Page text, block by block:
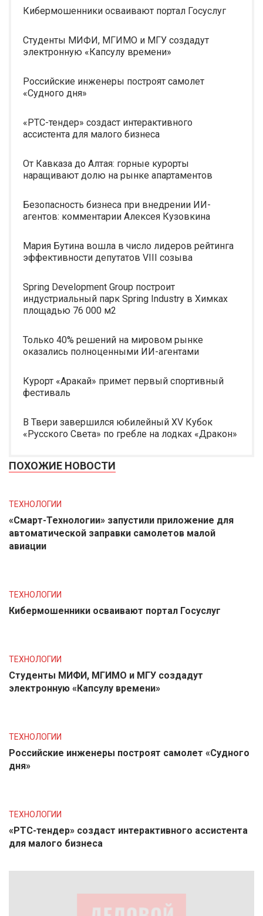
Кибермошенники осваивают портал Госуслуг
Студенты МИФИ, МГИМО и МГУ создадут
электронную «Капсулу времени»
Российские инженеры построят самолет
«Судного дня»
«РТС-тендер» создаст интерактивного
ассистента для малого бизнеса
От Кавказа до Алтая: горные курорты
наращивают долю на рынке апартаментов
Безопасность бизнеса при внедрении ИИ-
агентов: комментарии Алексея Кузовкина
Мария Бутина вошла в число лидеров рейтинга
эффективности депутатов VIII созыва
Spring Development Group построит
индустриальный парк Spring Industry в Химках
площадью 76 000 м2
Только 40% решений на мировом рынке
оказались полноценными ИИ-агентами
Курорт «Аракай» примет первый спортивный
фестиваль
В Твери завершился юбилейный XV Кубок
«Русского Света» по гребле на лодках «Дракон»
ПОХОЖИЕ НОВОСТИ
ТЕХНОЛОГИИ
«Смарт-Технологии» запустили приложение для
автоматической заправки самолетов малой
авиации
ТЕХНОЛОГИИ
Кибермошенники осваивают портал Госуслуг
ТЕХНОЛОГИИ
Студенты МИФИ, МГИМО и МГУ создадут
электронную «Капсулу времени»
ТЕХНОЛОГИИ
Российские инженеры построят самолет «Судного
дня»
ТЕХНОЛОГИИ
«РТС-тендер» создаст интерактивного ассистента
для малого бизнеса